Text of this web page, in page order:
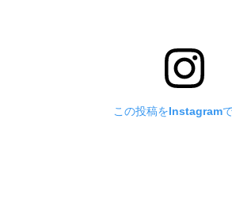
この投稿をInstagram